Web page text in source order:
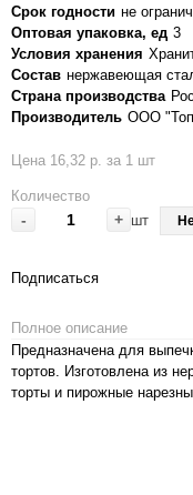
Срок годности не
Оптовая упаковка, ед 3
Условия хранения
Состав нержавеющая
Страна производства
Производитель ООО "Топ
Цена 16,32 р. за 1 шт
Количество
- + шт
Подписаться
Полное описание
Предназначена для
тортов. Изготовлена из
торты и пирожные